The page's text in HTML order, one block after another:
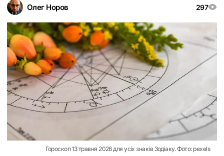
Олег Норов 297
Гороскоп 13 травня 2026 для усіх знаків Зодіаку. Фото: pexels